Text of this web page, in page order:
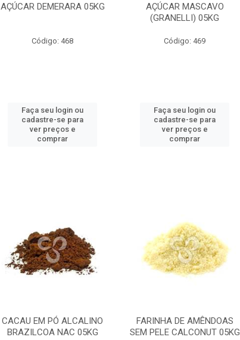
AÇÚCAR DEMERARA 05KG
Código: 468
Faça seu login ou
cadastre-se para
ver preços e
comprar
AÇÚCAR MASCAVO
(GRANELLI) 05KG
Código: 469
Faça seu login ou
cadastre-se para
ver preços e
comprar
CACAU EM PÓ ALCALINO
BRAZILCOA NAC 05KG
FARINHA DE AMÊNDOAS
SEM PELE CALCONUT 05KG